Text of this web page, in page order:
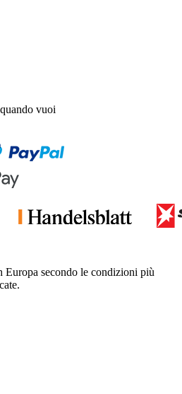
vuoi
Europa secondo le condizioni più